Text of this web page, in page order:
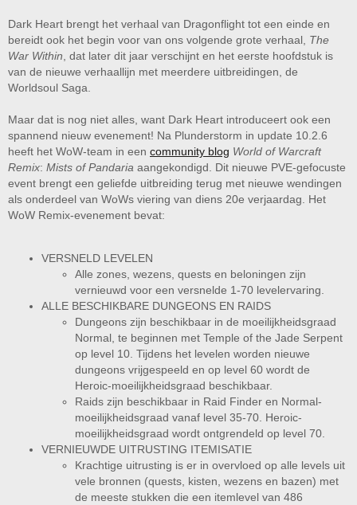
Dark Heart brengt het verhaal van Dragonflight tot een einde en
bereidt ook het begin voor van ons volgende grote verhaal, The
War Within , dat later dit jaar verschijnt en het eerste hoofdstuk is
van de nieuwe verhaallijn met meerdere uitbreidingen, de
Worldsoul Saga.
Maar dat is nog niet alles, want Dark Heart introduceert ook een
spannend nieuw evenement! Na Plunderstorm in update 10.2.6
heeft het WoW-team in een community blog World of Warcraft
Remix: Mists of Pandaria aangekondigd. Dit nieuwe PVE-gefocuste
event brengt een geliefde uitbreiding terug met nieuwe wendingen
als onderdeel van WoWs viering van diens 20e verjaardag. Het
WoW Remix-evenement bevat:
VERSNELD LEVELEN
Alle zones, wezens, quests en beloningen zijn
vernieuwd voor een versnelde 1-70 levelervaring.
ALLE BESCHIKBARE DUNGEONS EN RAIDS
Dungeons zijn beschikbaar in de moeilijkheidsgraad
Normal, te beginnen met Temple of the Jade Serpent
op level 10. Tijdens het levelen worden nieuwe
dungeons vrijgespeeld en op level 60 wordt de
Heroic-moeilijkheidsgraad beschikbaar.
Raids zijn beschikbaar in Raid Finder en Normal-
moeilijkheidsgraad vanaf level 35-70. Heroic-
moeilijkheidsgraad wordt ontgrendeld op level 70.
VERNIEUWDE UITRUSTING ITEMISATIE
Krachtige uitrusting is er in overvloed op alle levels uit
vele bronnen (quests, kisten, wezens en bazen) met
de meeste stukken die een itemlevel van 486